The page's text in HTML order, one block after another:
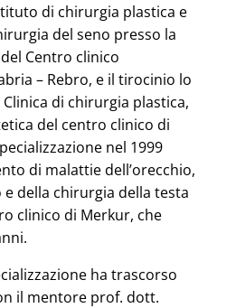
di chirurgia plastica e
del seno presso la
Centro clinico
– Rebro, e il tirocinio lo
di chirurgia plastica,
del centro clinico di
nel 1999
di malattie dell’orecchio,
e della chirurgia della testa
clinico di Merkur, che
ha trascorso
il mentore prof. dott.